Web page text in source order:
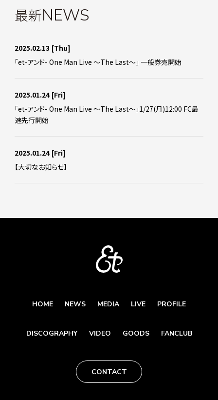
最新NEWS
2025.02.13 [Thu]
「et-アンド- One Man Live ～The Last～」 一般券売開始
2025.01.24 [Fri]
「et-アンド- One Man Live ～The Last～」1/27(月)12:00 FC最
速先行開始
2025.01.24 [Fri]
【大切なお知らせ】
HOME NEWS MEDIA LIVE PROFILE
DISCOGRAPHY VIDEO GOODS FANCLUB
CONTACT